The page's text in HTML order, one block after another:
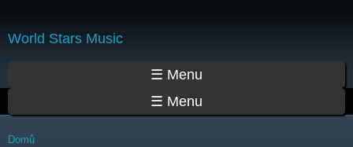
World Stars Music
☰ Menu
☰ Menu
Jste zde
Domů